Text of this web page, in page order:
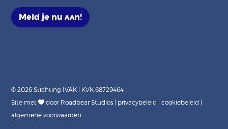
Meld je nu aan!
© 2026 Stichting IVAK | KVK 68729464
Site met
door Roadbear Studios | privacybeleid |cookiebeleid |
algemene voorwaarden